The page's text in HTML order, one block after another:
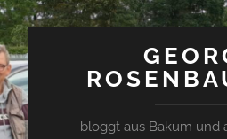
bloggt aus Bakum und